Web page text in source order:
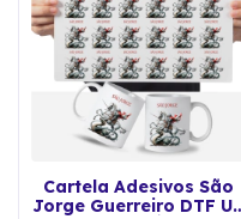
Cartela Adesivos São
Jorge Guerreiro DTF